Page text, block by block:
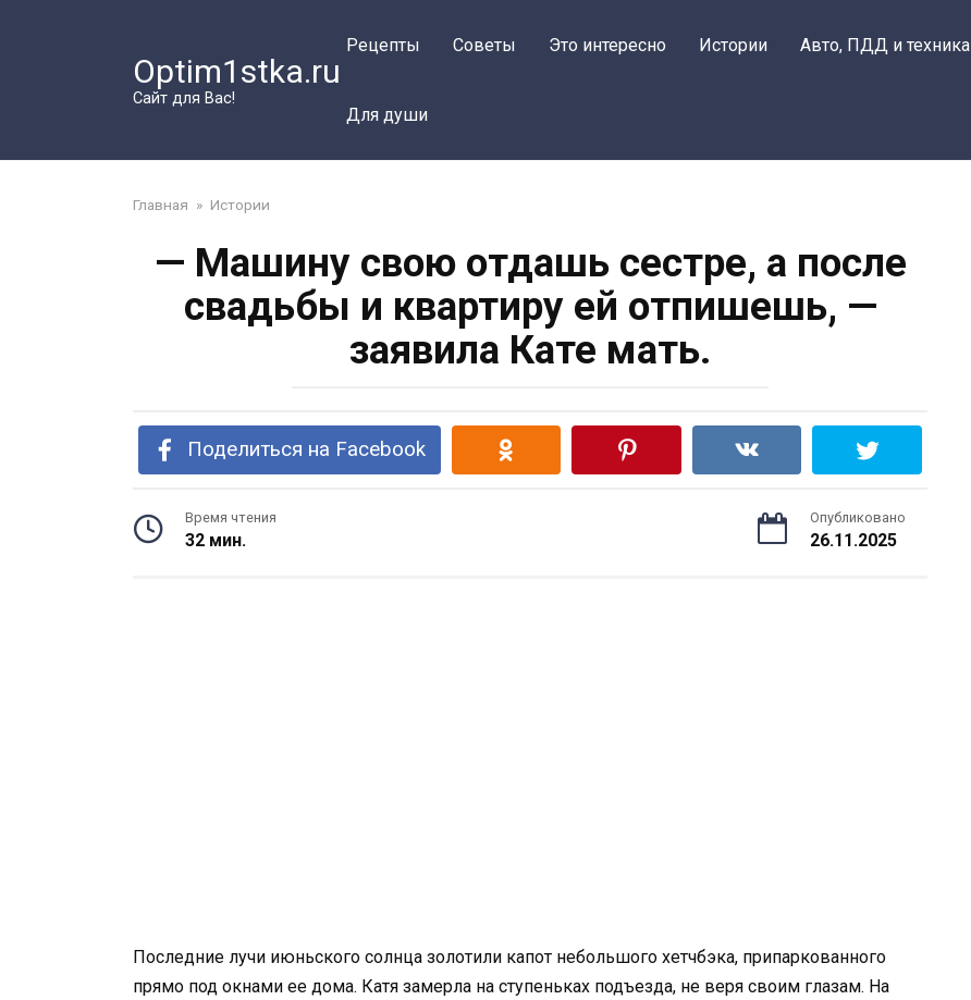
Optim1stka.ru
Сайт для Вас!
Рецепты Советы Это интересно Истории Авто, ПДД и техника
Для души
Главная » Истории
— Машину свою отдашь сестре, а после
свадьбы и квартиру ей отпишешь, —
заявила Кате мать.
Поделиться на Facebook
Время чтения
32 мин.
Опубликовано
26.11.2025
Последние лучи июньского солнца золотили капот небольшого хетчбэка, припаркованного
прямо под окнами ее дома. Катя замерла на ступеньках подъезда, не веря своим глазам. На